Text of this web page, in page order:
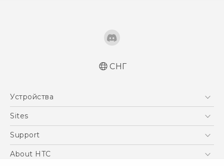
Русский - Руководство пользователя
соответствию стандартам
Қазақ - жұмысты бастау нұсқаулығы
СНГ
Устройства
5G
EXODUS
Sites
HTC Dev
Support
ПОДДЕРЖКА
About HTC